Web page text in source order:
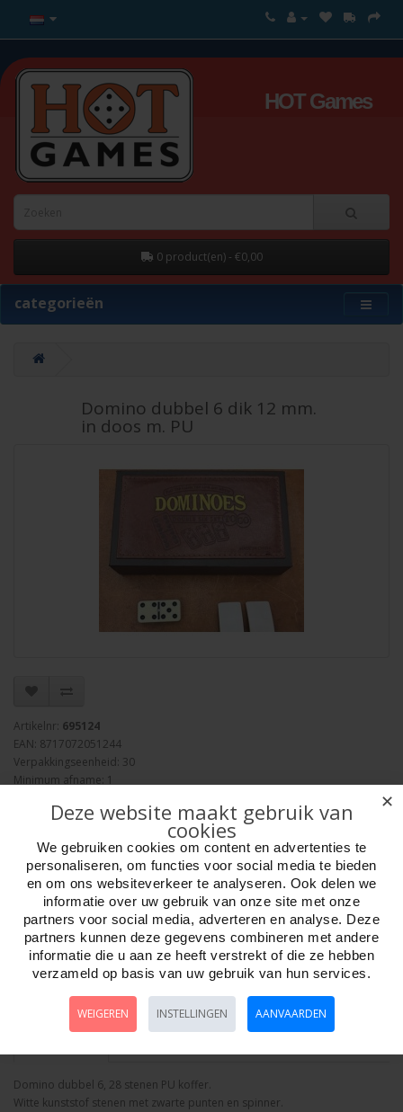
HOT Games
0 product(en) - €0,00
categorieën
Domino dubbel 6 dik 12 mm.
in doos m. PU
Artikelnr: 695124
EAN: 8717072051244
Verpakkingseenheid: 30
Minimum afname: 1
Aantal
Bestellen
Domino dubbel 6, 28 stenen PU koffer.
Witte kunststof stenen met zwarte punten en spinner.
✕
Deze website maakt gebruik van
cookies
We gebruiken cookies om content en advertenties te
personaliseren, om functies voor social media te bieden
en om ons websiteverkeer te analyseren. Ook delen we
informatie over uw gebruik van onze site met onze
partners voor social media, adverteren en analyse. Deze
partners kunnen deze gegevens combineren met andere
informatie die u aan ze heeft verstrekt of die ze hebben
verzameld op basis van uw gebruik van hun services.
WEIGEREN INSTELLINGEN AANVAARDEN